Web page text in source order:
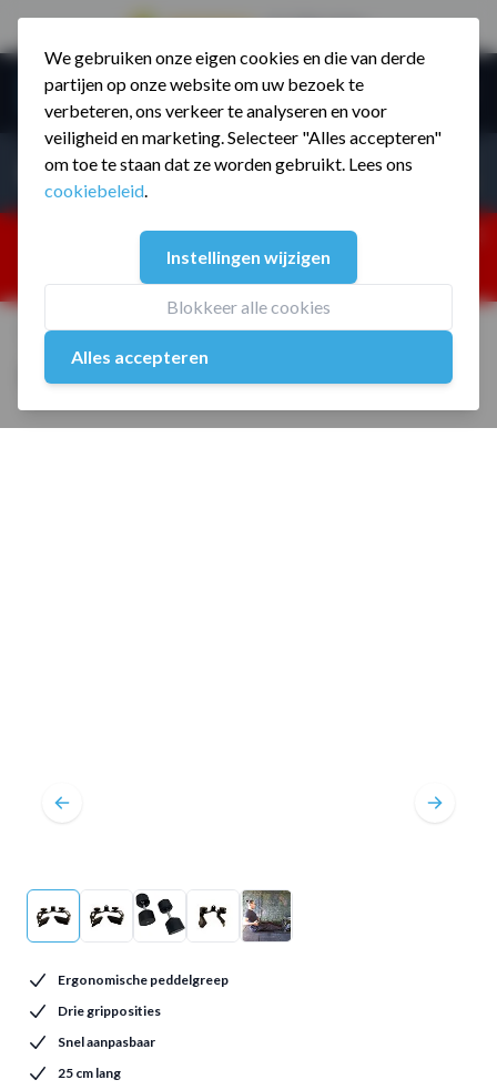
We gebruiken onze eigen cookies en die van derde
partijen op onze website om uw bezoek te
verbeteren, ons verkeer te analyseren en voor
veiligheid en marketing. Selecteer "Alles accepteren"
om toe te staan dat ze worden gebruikt. Lees ons
cookiebeleid.
Instellingen wijzigen
Blokkeer alle cookies
Alles accepteren
Ga naar de inhoud
Menu
Producten zoeken...
25% korting ivm vakantiesluiting. Gebruik code:
ZOMERMP. muv vloeren, fitnesstoestellen, boksartikelen,
zakelijk en dealer inlog. Verzending vanaf 19 aug.
Home / MP6092 T2 3N1 Handles 6 inch
MP6092 T2 3N1 Handles 6 inch
Ergonomische peddelgreep
Drie gripposities
Snel aanpasbaar
25 cm lang